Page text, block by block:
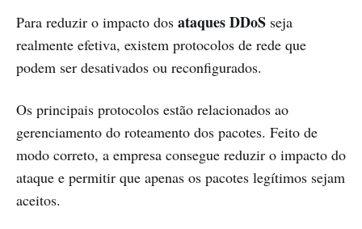
Para reduzir o impacto dos ataques DDoS seja
realmente efetiva, existem protocolos de rede que
podem ser desativados ou reconfigurados.
Os principais protocolos estão relacionados ao
gerenciamento do roteamento dos pacotes. Feito de
modo correto, a empresa consegue reduzir o impacto do
ataque e permitir que apenas os pacotes legítimos sejam
aceitos.